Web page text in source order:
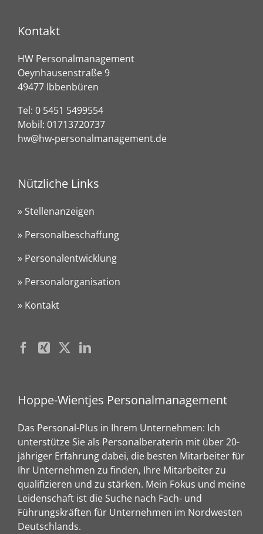
Kontakt
HW Personalmanagement
Oeynhausenstraße 9
49477 Ibbenbüren
Tel: 0 5451 5499554
Mobil: 01713720737
hw@hw-personalmanagement.de
Nützliche Links
» Stellenanzeigen
» Personalbeschaffung
» Personalentwicklung
» Personalorganisation
» Kontakt
Hoppe-Wientjes Personalmanagement
Das Personal-Plus in Ihrem Unternehmen: Ich
unterstütze Sie als Personalberaterin mit über 20-
jähriger Erfahrung dabei, die besten Mitarbeiter für
Ihr Unternehmen zu finden, Ihre Mitarbeiter zu
qualifizieren und zu stärken. Mein Fokus und meine
Leidenschaft ist die Suche nach Fach- und
Führungskräften für Unternehmen im Nordwesten
Deutschlands.